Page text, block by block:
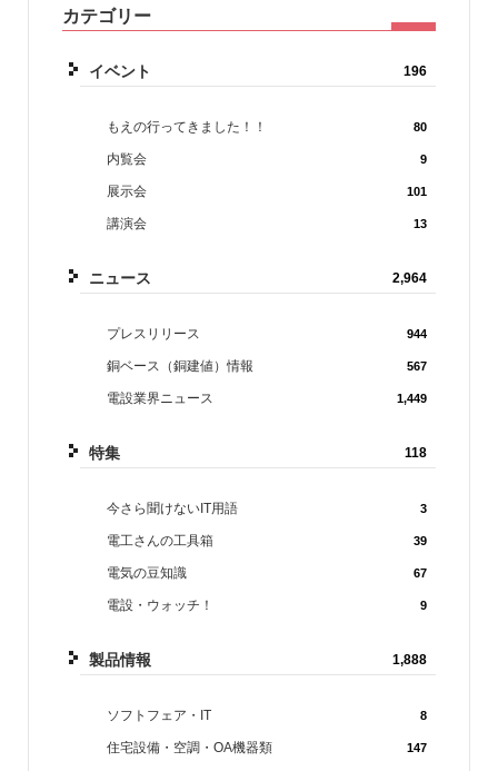
カテゴリー
イベント 196
もえの行ってきました！！ 80
内覧会 9
展示会 101
講演会 13
ニュース 2,964
プレスリリース 944
銅ベース（銅建値）情報 567
電設業界ニュース 1,449
特集 118
今さら聞けないIT用語 3
電工さんの工具箱 39
電気の豆知識 67
電設・ウォッチ！ 9
製品情報 1,888
ソフトフェア・IT 8
住宅設備・空調・OA機器類 147